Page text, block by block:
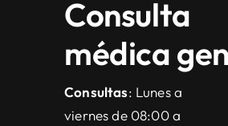
Consulta
médica
Consultas: Lunes a
viernes de 08:00 a